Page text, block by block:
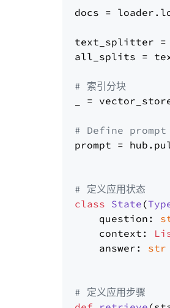
docs =
text_splitter =
all_splits =
# 索引分块
_ =
# Define
prompt =
# 定义应用状态
class State (
    question:
    context:
    answer:
str
# 定义应用步骤